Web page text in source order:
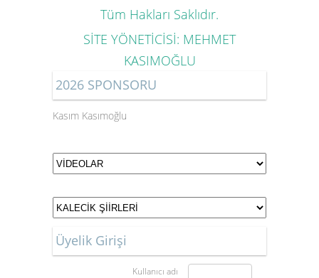
Tüm Hakları Saklıdır.
SİTE YÖNETİCİSİ: MEHMET
KASIMOĞLU
2026 SPONSORU
Kasım Kasımoğlu
Üyelik Girişi
Kullanıcı adı